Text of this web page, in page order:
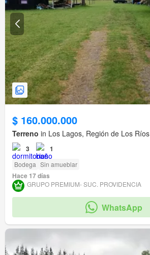
$ 160.000.000
Terreno in Los Lagos, Región de Los Ríos
3 1
Bodega Sin amueblar
Hace 17 días
GRUPO PREMIUM- SUC. PROVIDENCIA
WhatsApp